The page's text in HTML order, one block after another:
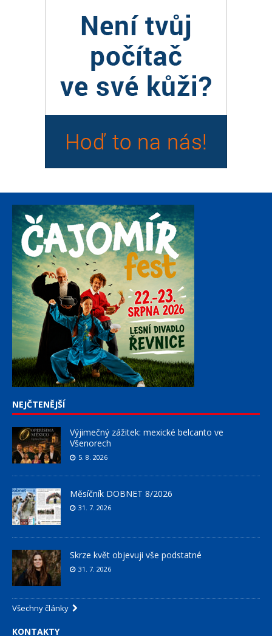
NEJČTENĚJŠÍ
Výjimečný zážitek: mexické belcanto ve
Všenorech
5. 8. 2026
Měsíčník DOBNET 8/2026
31. 7. 2026
Skrze květ objevuji vše podstatné
31. 7. 2026
Všechny články
KONTAKTY